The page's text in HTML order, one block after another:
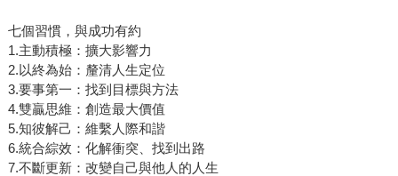
七個習慣，與成功有約
1.主動積極：擴大影響力
2.以終為始：釐清人生定位
3.要事第一：找到目標與方法
4.雙贏思維：創造最大價值
5.知彼解己：維繫人際和諧
6.統合綜效：化解衝突、找到出路
7.不斷更新：改變自己與他人的人生